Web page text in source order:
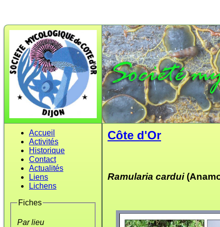
Accueil
Activités
Historique
Contact
Actualités
Liens
Lichens
Fiches
Par lieu
Côte d'Or
Ramularia cardui